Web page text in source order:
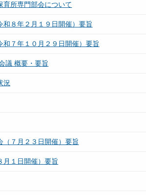
育所専門部会について
８年２月１９日開催）要旨
７年１０月２９日開催）要旨
議 概要・要旨
況
７月２３日開催）要旨
月１日開催）要旨